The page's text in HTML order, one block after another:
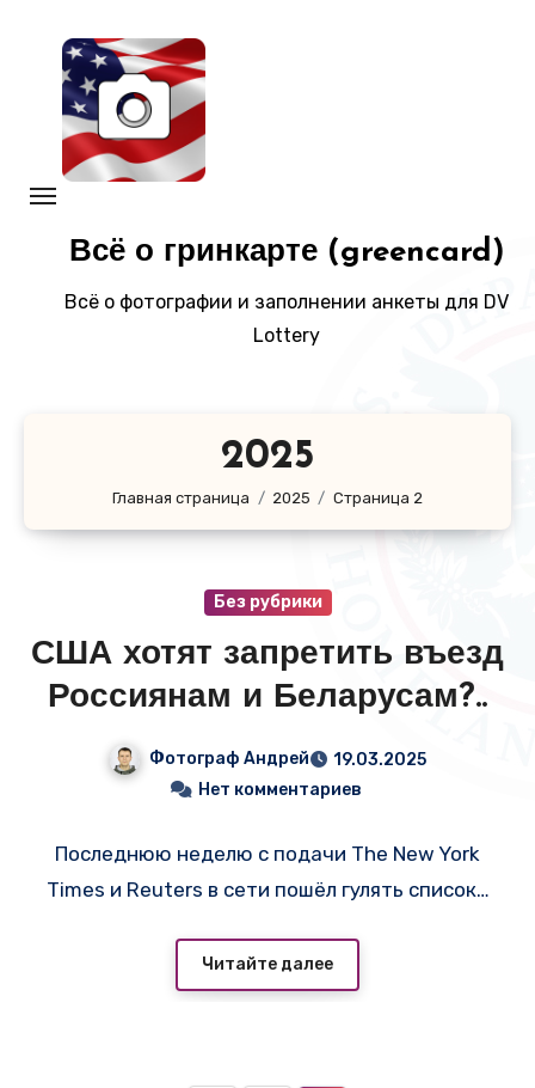
содержанию
Всё о гринкарте (greencard)
Всё о фотографии и заполнении анкеты для DV
Lottery
2025
Главная страница 2025 Страница 2
Без рубрики
США хотят запретить въезд
Россиянам и Беларусам?..
Фотограф Андрей
19.03.2025
Нет комментариев
Последнюю неделю с подачи The New York
Times и Reuters в сети пошёл гулять список…
Читайте далее